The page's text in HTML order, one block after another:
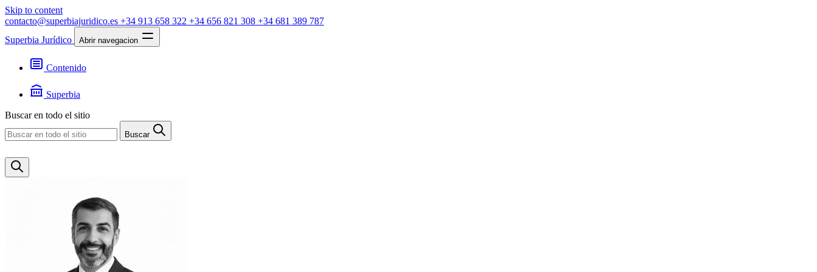
Skip to content
contacto@superbiajuridico.es +34 913 658 322 +34 656 821 308 +34 681 389 787
Superbia Jurídico
Abrir navegacion
Contenido
Jurisprudencia
Noticias
Superbia
Contacto
Buscar en todo el sitio
Buscar